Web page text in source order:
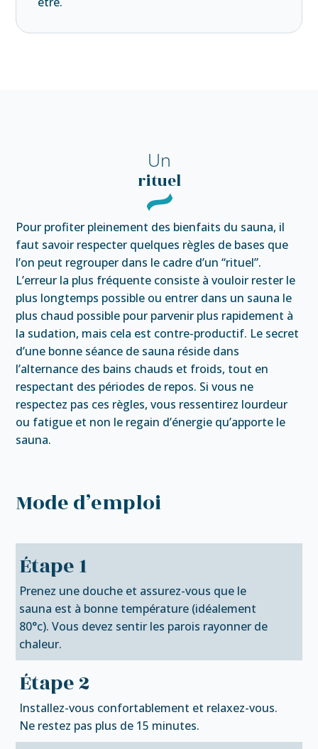
Un
rituel
Pour profiter pleinement des bienfaits du sauna, il
faut savoir respecter quelques règles de bases que
l’on peut regrouper dans le cadre d’un “rituel”.
L’erreur la plus fréquente consiste à vouloir rester le
plus longtemps possible ou entrer dans un sauna le
plus chaud possible pour parvenir plus rapidement à
la sudation, mais cela est contre-productif. Le secret
d’une bonne séance de sauna réside dans
l’alternance des bains chauds et froids, tout en
respectant des périodes de repos. Si vous ne
respectez pas ces règles, vous ressentirez lourdeur
ou fatigue et non le regain d’énergie qu’apporte le
sauna.
Mode d’emploi
Étape 1
Prenez une douche et assurez-vous que le
sauna est à bonne température (idéalement
80°c). Vous devez sentir les parois rayonner de
chaleur.
Étape 2
Installez-vous confortablement et relaxez-vous.
Ne restez pas plus de 15 minutes.